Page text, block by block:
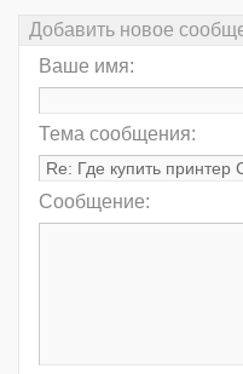
Добавить новое
Ваше имя:
Тема сообщения:
Сообщение: